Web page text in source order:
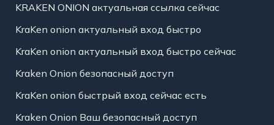
KRAKEN ONION актуальная ссылка сейчас
KraKen onion актуальный вход быстро
KraKen onion актуальный вход быстро сейчас
Kraken Onion безопасный доступ
KraKen onion быстрый вход сейчас есть
Kraken Onion Ваш безопасный доступ